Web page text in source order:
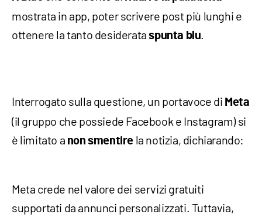
mostrata in app, poter scrivere post più lunghi e
ottenere la tanto desiderataspunta blu.
Interrogato sulla questione, un portavoce di Meta
(il gruppo che possiede Facebook e Instagram) si
è limitato a non smentire la notizia, dichiarando:
Meta crede nel valore dei servizi gratuiti
supportati da annunci personalizzati. Tuttavia,